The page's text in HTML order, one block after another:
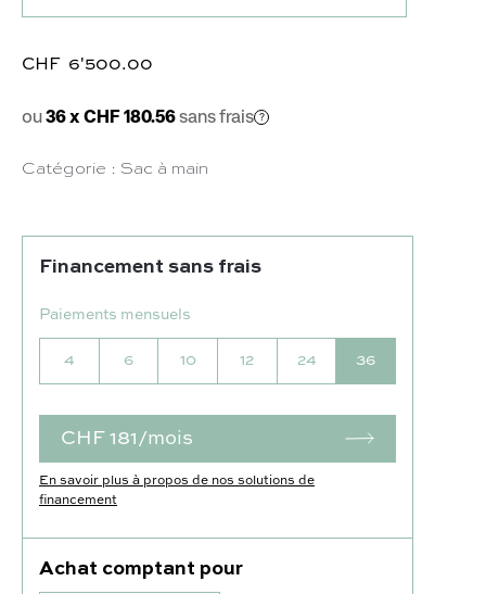
Financement sans frais
Paiements mensuels
4 6 10 12 24 36
CHF 181/mois
En savoir plus à propos de nos solutions de
financement
Achat comptant pour
Catégorie : Sac à main
CHF 6'500.00
ou36 x CHF 180.56sans frais